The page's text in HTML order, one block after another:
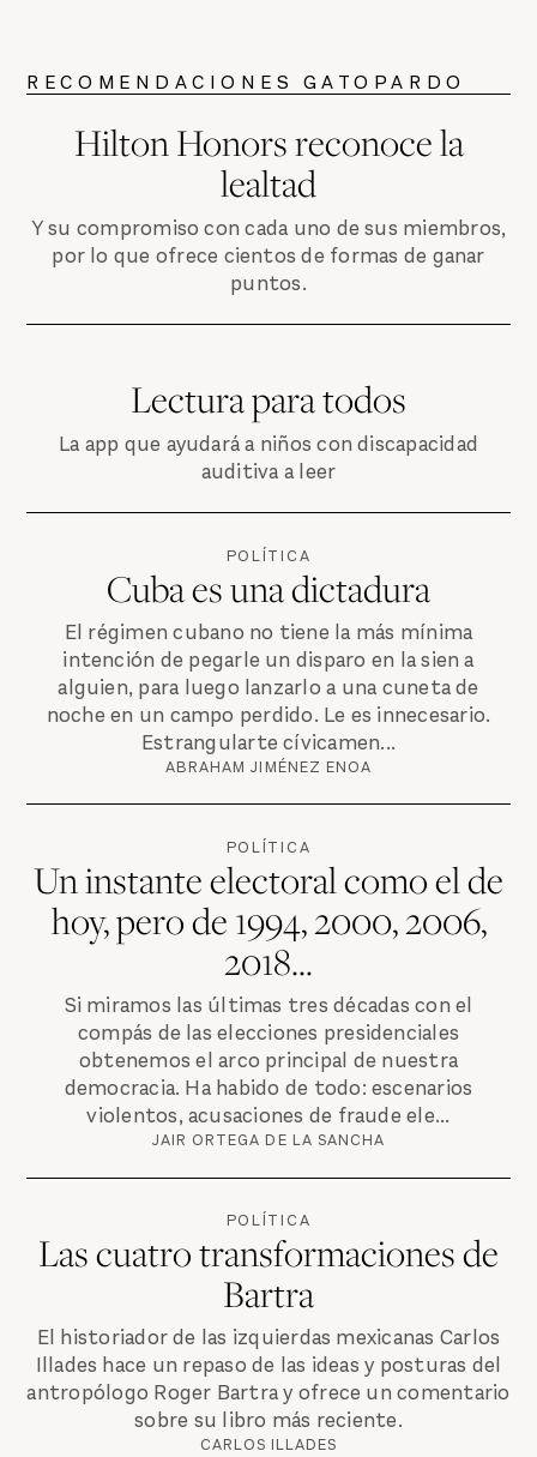
RECOMENDACIONES GATOPARDO
Hilton Honors reconoce la
lealtad
Y su compromiso con cada uno de sus miembros,
por lo que ofrece cientos de formas de ganar
puntos.
Lectura para todos
La app que ayudará a niños con discapacidad
auditiva a leer
POLÍTICA
Cuba es una dictadura
El régimen cubano no tiene la más mínima
intención de pegarle un disparo en la sien a
alguien, para luego lanzarlo a una cuneta de
noche en un campo perdido. Le es innecesario.
Estrangularte cívicamen...
ABRAHAM JIMÉNEZ ENOA
POLÍTICA
Un instante electoral como el de
hoy, pero de 1994, 2000, 2006,
2018…
Si miramos las últimas tres décadas con el
compás de las elecciones presidenciales
obtenemos el arco principal de nuestra
democracia. Ha habido de todo: escenarios
violentos, acusaciones de fraude ele...
JAIR ORTEGA DE LA SANCHA
POLÍTICA
Las cuatro transformaciones de
Bartra
El historiador de las izquierdas mexicanas Carlos
Illades hace un repaso de las ideas y posturas del
antropólogo Roger Bartra y ofrece un comentario
sobre su libro más reciente.
CARLOS ILLADES